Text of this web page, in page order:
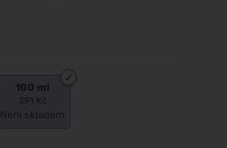
100 ml
391 Kč
Není skladem